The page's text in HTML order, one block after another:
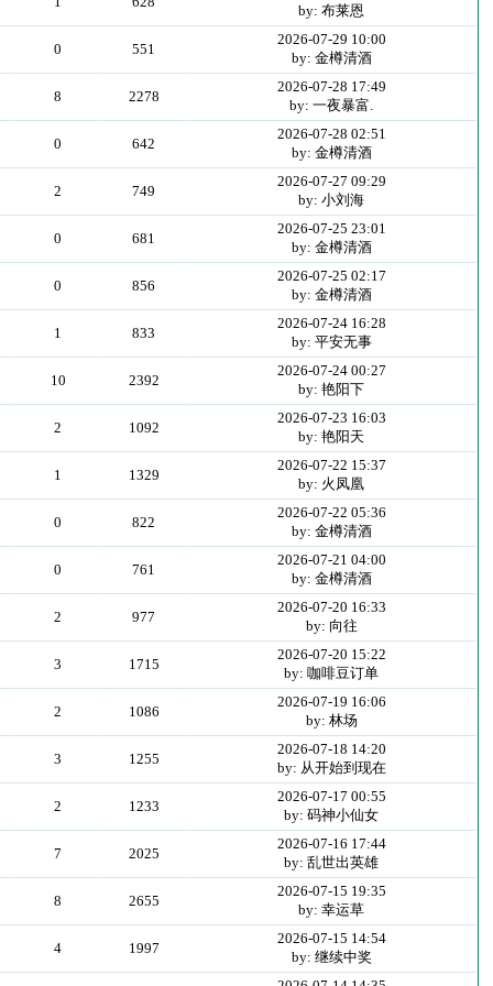
by: 布莱恩
0 551
2026-07-29 10:00
by: 金樽清酒
8 2278
2026-07-28 17:49
by: 一夜暴富.
0 642
2026-07-28 02:51
by: 金樽清酒
2 749
2026-07-27 09:29
by: 小刘海
0 681
2026-07-25 23:01
by: 金樽清酒
0 856
2026-07-25 02:17
by: 金樽清酒
1 833
2026-07-24 16:28
by: 平安无事
10 2392
2026-07-24 00:27
by: 艳阳下
2 1092
2026-07-23 16:03
by: 艳阳天
1 1329
2026-07-22 15:37
by: 火凤凰
0 822
2026-07-22 05:36
by: 金樽清酒
0 761
2026-07-21 04:00
by: 金樽清酒
2 977
2026-07-20 16:33
by: 向往
3 1715
2026-07-20 15:22
by: 咖啡豆订单
2 1086
2026-07-19 16:06
by: 林场
3 1255
2026-07-18 14:20
by: 从开始到现在
2 1233
2026-07-17 00:55
by: 码神小仙女
7 2025
2026-07-16 17:44
by: 乱世出英雄
8 2655
2026-07-15 19:35
by: 幸运草
4 1997
2026-07-15 14:54
by: 继续中奖